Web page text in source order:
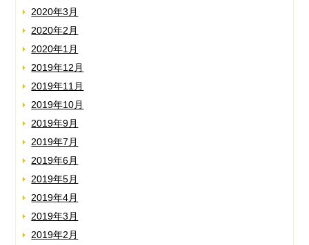
2020年3月
2020年2月
2020年1月
2019年12月
2019年11月
2019年10月
2019年9月
2019年7月
2019年6月
2019年5月
2019年4月
2019年3月
2019年2月